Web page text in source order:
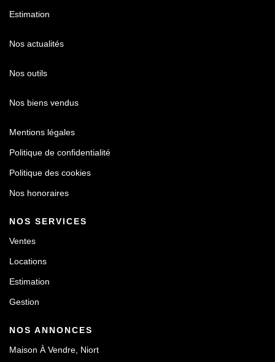
Estimation
Nos actualités
Nos outils
Nos biens vendus
Mentions légales
Politique de confidentialité
Politique des cookies
Nos honoraires
NOS SERVICES
Ventes
Locations
Estimation
Gestion
NOS ANNONCES
Maison À Vendre, Niort